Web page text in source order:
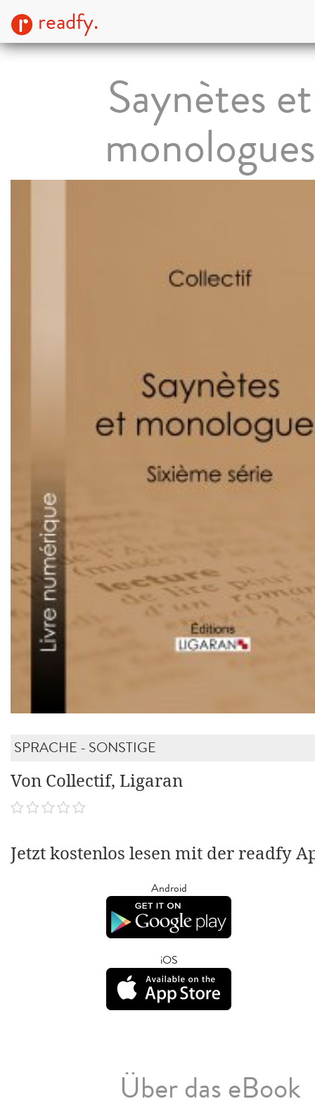
readfy.
Saynètes et
monologues
SPRACHE - SONSTIGE
Von Collectif, Ligaran
Jetzt kostenlos lesen mit der readfy
Android
iOS
Über das eBook